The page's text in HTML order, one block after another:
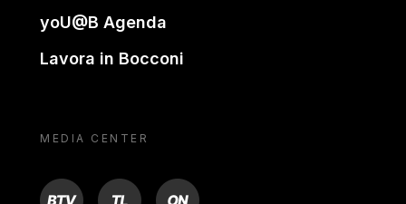
yoU@B Agenda
Lavora in Bocconi
MEDIA CENTER
BTV TL ON